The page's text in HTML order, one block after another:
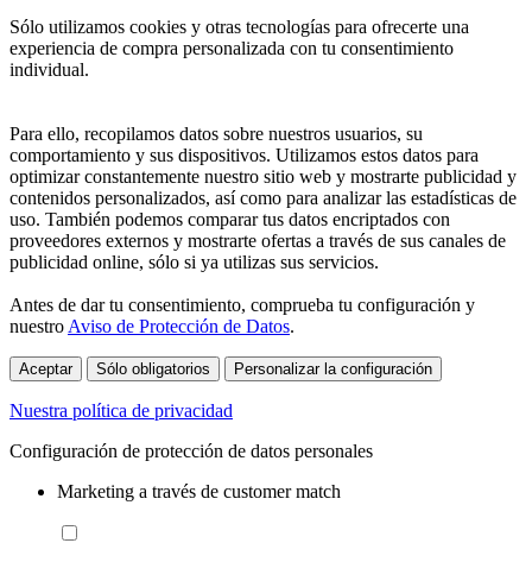
Sólo utilizamos cookies y otras tecnologías para ofrecerte una
experiencia de compra personalizada con tu consentimiento
individual.
Para ello, recopilamos datos sobre nuestros usuarios, su
comportamiento y sus dispositivos. Utilizamos estos datos para
optimizar constantemente nuestro sitio web y mostrarte publicidad y
contenidos personalizados, así como para analizar las estadísticas de
uso. También podemos comparar tus datos encriptados con
proveedores externos y mostrarte ofertas a través de sus canales de
publicidad online, sólo si ya utilizas sus servicios.
Antes de dar tu consentimiento, comprueba tu configuración y
nuestro Aviso de Protección de Datos.
Aceptar Sólo obligatorios Personalizar la configuración
Nuestra política de privacidad
Configuración de protección de datos personales
Marketing a través de customer match